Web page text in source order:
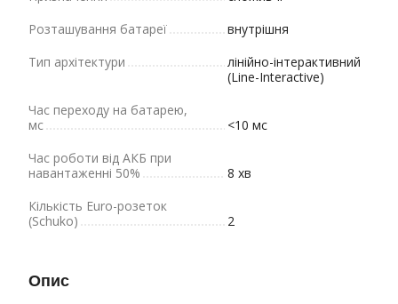
Розташування батареї
внутрішня
Тип архітектури
лінійно-інтерактивний
(Line-Interactive)
Час переходу на батарею,
мс
<10 мс
Час роботи від АКБ при
навантаженні 50%
8 хв
Кількість Euro-розеток
(Schuko)
2
Опис